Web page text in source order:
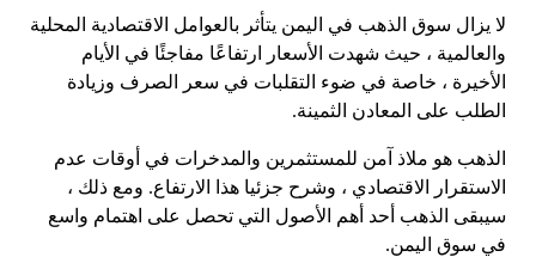
لا يزال سوق الذهب في اليمن يتأثر بالعوامل الاقتصادية المحلية
والعالمية ، حيث شهدت الأسعار ارتفاعًا مفاجئًا في الأيام
الأخيرة ، خاصة في ضوء التقلبات في سعر الصرف وزيادة
الطلب على المعادن الثمينة.
الذهب هو ملاذ آمن للمستثمرين والمدخرات في أوقات عدم
الاستقرار الاقتصادي ، وشرح جزئيا هذا الارتفاع. ومع ذلك ،
سيبقى الذهب أحد أهم الأصول التي تحصل على اهتمام واسع
في سوق اليمن.